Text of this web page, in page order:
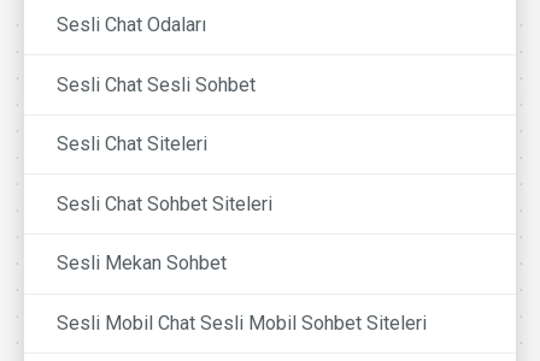
Sesli Chat Odaları
Sesli Chat Sesli Sohbet
Sesli Chat Siteleri
Sesli Chat Sohbet Siteleri
Sesli Mekan Sohbet
Sesli Mobil Chat Sesli Mobil Sohbet Siteleri